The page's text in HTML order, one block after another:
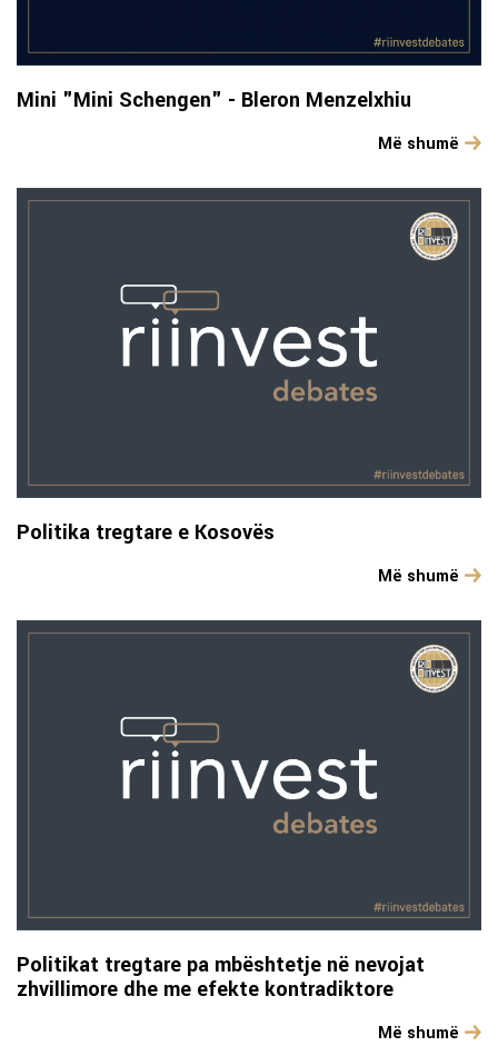
Mini "Mini Schengen" - Bleron Menzelxhiu
Më shumë
Politika tregtare e Kosovës
Më shumë
Politikat tregtare pa mbështetje në nevojat
zhvillimore dhe me efekte kontradiktore
Më shumë